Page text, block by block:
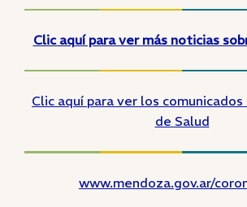
Clic aquí para ver más noticias
Clic aquí para ver los
de Salud
www.mendoza.gov.ar/